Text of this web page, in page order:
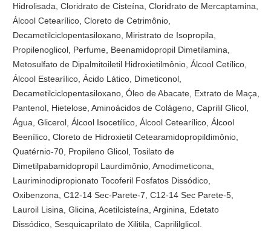
Hidrolisada, Cloridrato de Cisteína, Cloridrato de Mercaptamina,
Álcool Cetearílico, Cloreto de Cetrimônio,
Decametilciclopentasiloxano, Miristrato de Isopropila,
Propilenoglicol, Perfume, Beenamidopropil Dimetilamina,
Metosulfato de Dipalmitoiletil Hidroxietilmônio, Álcool Cetílico,
Álcool Estearílico, Ácido Lático, Dimeticonol,
Decametilciclopentasiloxano, Óleo de Abacate, Extrato de Maça,
Pantenol, Hietelose, Aminoácidos de Colágeno, Caprilil Glicol,
Água, Glicerol, Álcool Isocetílico, Álcool Cetearílico, Álcool
Beenílico, Cloreto de Hidroxietil Cetearamidopropildimônio,
Quatérnio-70, Propileno Glicol, Tosilato de
Dimetilpabamidopropil Laurdimônio, Amodimeticona,
Lauriminodipropionato Tocoferil Fosfatos Dissódico,
Oxibenzona, C12-14 Sec-Parete-7, C12-14 Sec Parete-5,
Lauroil Lisina, Glicina, Acetilcisteína, Arginina, Edetato
Dissódico, Sesquicaprilato de Xilitila, Caprililglicol.